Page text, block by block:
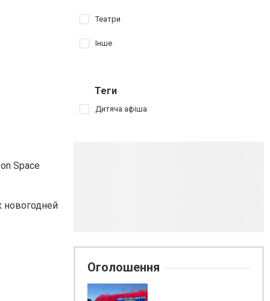
Space
новогодней
Театри
Інше
Теги
Дитяча афіша
Оголошення